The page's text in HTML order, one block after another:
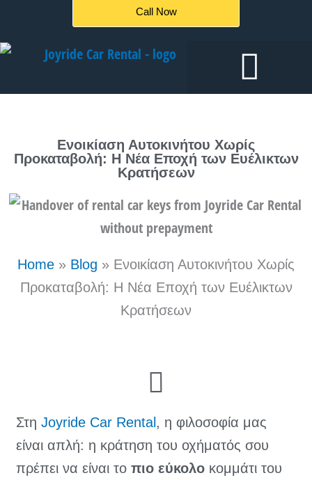
περιεχόμενο
Call Now
Ενοικίαση Αυτοκινήτου Χωρίς
Προκαταβολή: Η Νέα Εποχή των Ευέλικτων
Κρατήσεων
Home » Blog » Ενοικίαση Αυτοκινήτου Χωρίς
Προκαταβολή: Η Νέα Εποχή των Ευέλικτων
Κρατήσεων
Στη Joyride Car Rental, η φιλοσοφία μας
είναι απλή: η κράτηση του οχήματός σου
πρέπει να είναι το πιο εύκολο κομμάτι του